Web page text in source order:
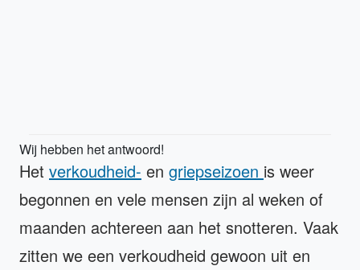
Wij hebben het antwoord!
Het verkoudheid- en griepseizoen is weer
begonnen en vele mensen zijn al weken of
maanden achtereen aan het snotteren. Vaak
zitten we een verkoudheid gewoon uit en